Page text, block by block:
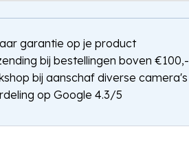
garantie op je product
bij bestellingen boven €100,-
bij aanschaf diverse camera's
op Google 4.3/5